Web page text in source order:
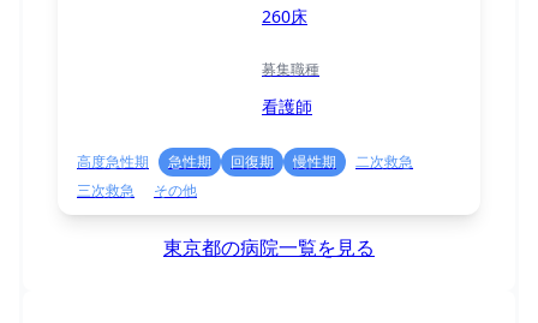
260床
募集職種
看護師
高度急性期 急性期 回復期 慢性期
二次救急
三次救急
その他
東京都の病院一覧を見る